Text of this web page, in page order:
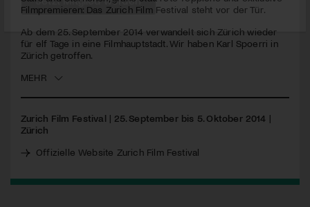
seconds
Filmpremieren: Das Zurich Film Festival steht vor der Tür.
Ab dem 25. September 2014 verwandelt sich Zürich wieder
für elf Tage in eine Filmhauptstadt. Wir haben Karl Spoerri in
Zürich getroffen.
MEHR
Zurich Film Festival | 25. September bis 5. Oktober 2014 |
Zürich
Offizielle Website Zurich Film Festival
Jetzt Mitglied werden